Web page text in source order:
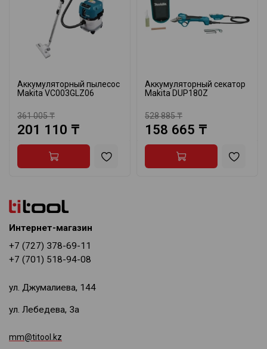
Аккумуляторный пылесос
Makita VC003GLZ06
361 005 ₸
201 110 ₸
Аккумуляторный секатор
Makita DUP180Z
528 885 ₸
158 665 ₸
Интернет-магазин
+7 (727) 378-69-11
+7 (701) 518-94-08
ул. Джумалиева, 144
ул. Лебедева, 3а
mm@titool.kz